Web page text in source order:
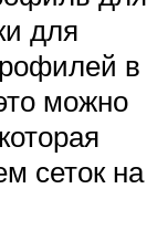
для
в
можно
сеток на